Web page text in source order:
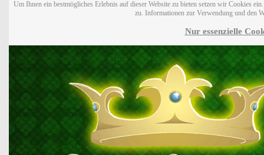
Um Ihnen ein bestmögliches Erlebnis auf dieser Website zu bieten setzen wir Cookies
zu. Informationen zur Verwendung und den
Nur essenzielle